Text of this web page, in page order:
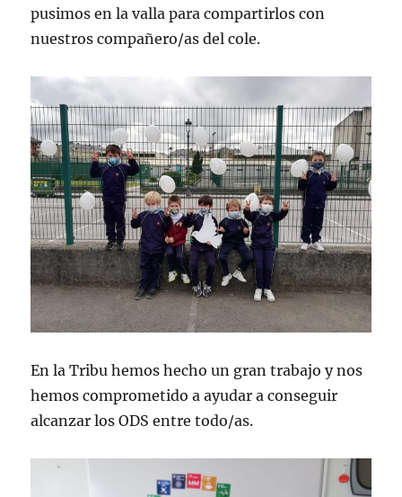
pusimos en la valla para compartirlos con
nuestros compañero/as del cole.
En la Tribu hemos hecho un gran trabajo y nos
hemos comprometido a ayudar a conseguir
alcanzar los ODS entre todo/as.